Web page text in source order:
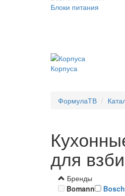
Блоки питания
Корпуса
ФормулаТВ
для
Бренды
Bomann
Bosch